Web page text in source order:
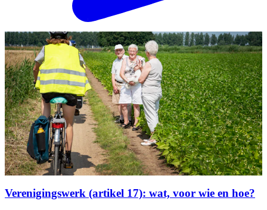
Verenigingswerk (artikel 17): wat, voor wie en hoe?